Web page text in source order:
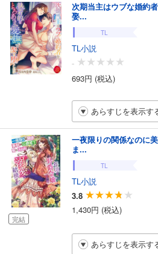
次期当主はウブな婚約
娶...
TL
TL小説
-
693円 (税込)
あらすじを表示す
完結
一夜限りの関係なのに
ま...
TL
TL小説
3.8
1,430円 (税込)
あらすじを表示す